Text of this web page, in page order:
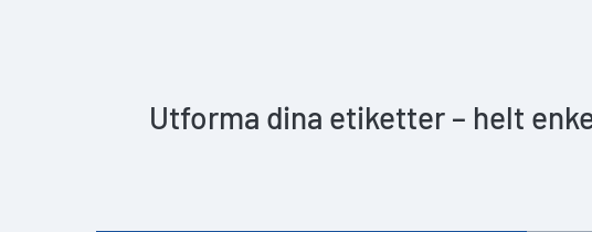
Utforma dina etiketter – helt